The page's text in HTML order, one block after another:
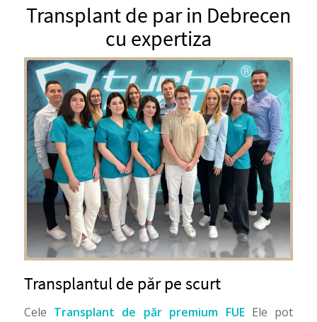
Transplant de par in Debrecen
cu expertiza
Transplantul de păr pe scurt
Cele Transplant de păr premium FUEEle pot